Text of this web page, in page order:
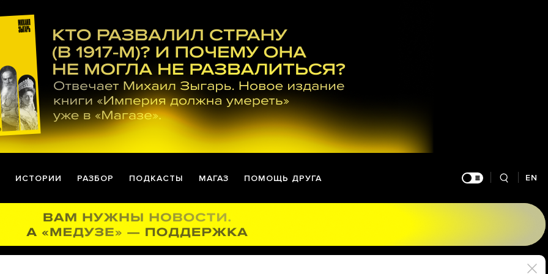
ИСТОРИИ РАЗБОР ПОДКАСТЫ МАГАЗ ПОМОЩЬ ДРУГА EN